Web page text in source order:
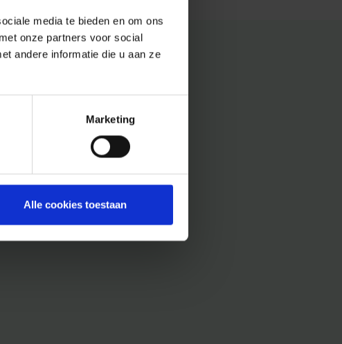
media te bieden en om ons
onze partners voor social
andere informatie die u aan ze
Marketing
Alle cookies toestaan